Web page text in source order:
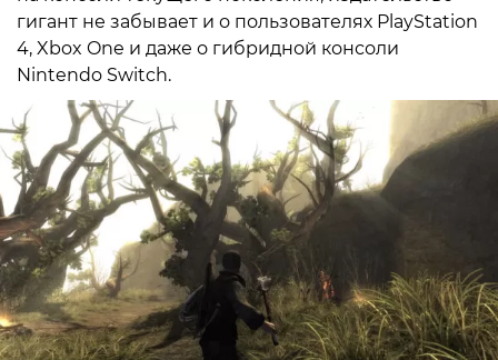
гигант не забывает и о пользователях PlayStation
4, Xbox One и даже о гибридной консоли
Nintendo Switch.